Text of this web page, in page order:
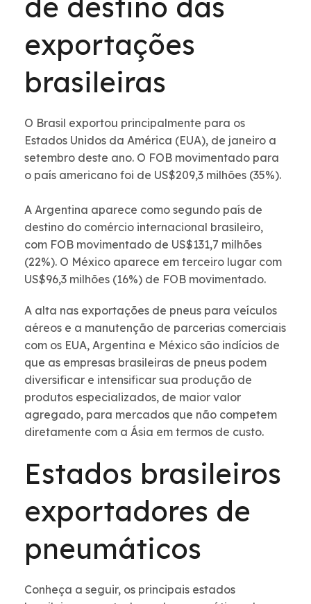
de destino das
exportações
brasileiras
O Brasil exportou principalmente para os
Estados Unidos da América (EUA), de janeiro a
setembro deste ano. O FOB movimentado para
o país americano foi de US$209,3 milhões (35%).
A Argentina aparece como segundo país de
destino do comércio internacional brasileiro,
com FOB movimentado de US$131,7 milhões
(22%). O México aparece em terceiro lugar com
US$96,3 milhões (16%) de FOB movimentado.
A alta nas exportações de pneus para veículos
aéreos e a manutenção de parcerias comerciais
com os EUA, Argentina e México são indícios de
que as empresas brasileiras de pneus podem
diversificar e intensificar sua produção de
produtos especializados, de maior valor
agregado, para mercados que não competem
diretamente com a Ásia em termos de custo.
Estados brasileiros
exportadores de
pneumáticos
Conheça a seguir, os principais estados